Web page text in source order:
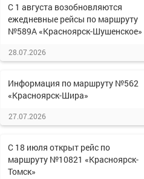
С 1 августа возобновляются
ежедневные рейсы по маршруту
№589А «Красноярск-Шушенское»
28.07.2026
Информация по маршруту №562
«Красноярск-Шира»
27.07.2026
С 18 июля открыт рейс по
маршруту №10821 «Красноярск-
Томск»